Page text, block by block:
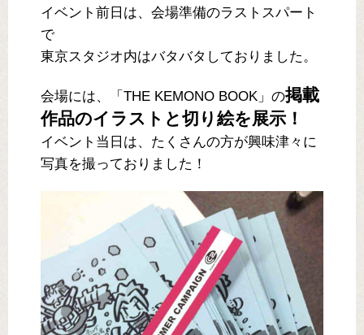
イベント前日は、会場準備のラストスパート
で
東京スタジオ内はバタバタしておりました。
会場には、「THE KEMONO BOOK」の掲載
作品のイラストと切り絵を展示！
イベント当日は、たくさんの方が興味津々に
写真を撮っておりました！